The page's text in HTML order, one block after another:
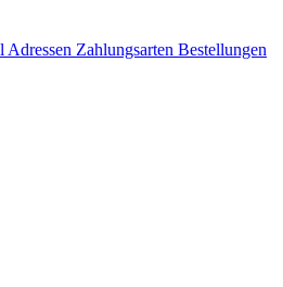
Adressen Zahlungsarten Bestellungen